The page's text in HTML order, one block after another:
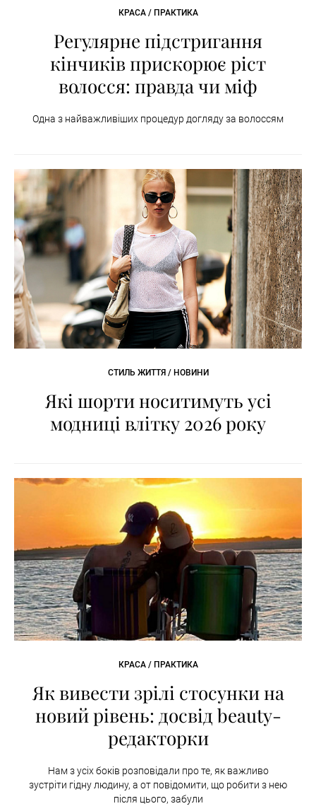
КРАСА / ПРАКТИКА
Регулярне підстригання
кінчиків прискорює ріст
волосся: правда чи міф
Одна з найважливіших процедур догляду за волоссям
СТИЛЬ ЖИТТЯ / НОВИНИ
Які шорти носитимуть усі
модниці влітку 2026 року
КРАСА / ПРАКТИКА
Як вивести зрілі стосунки на
новий рівень: досвід beauty-
редакторки
Нам з усіх боків розповідали про те, як важливо
зустріти гідну людину, а от повідомити, що робити з нею
після цього, забули